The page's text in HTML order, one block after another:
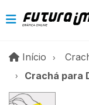
Início Início
Crachá para